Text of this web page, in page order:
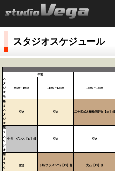
スタジオスケジュール
午前
ス
タ
ジ
オ
名
9:00～10:50 11:00～12:50 13:00～14:50
第
１
ス
タ
ジ
オ
空き 空き 二十四式太極拳同好会【48】様
第
２
ス
タ
ジ
オ
中井 ダンス【17】様 空き 空き
第
３
ス
タ
空き 下畑(フラメンコ)【13】様 大石【13】様